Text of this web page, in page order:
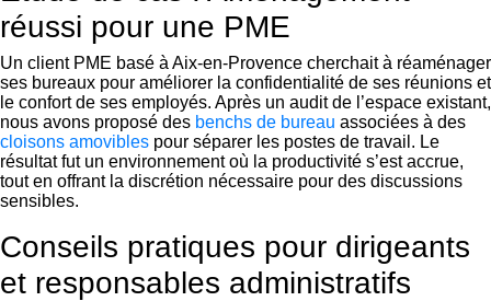
réussi pour une PME
Un client PME basé à Aix-en-Provence cherchait à réaménager
ses bureaux pour améliorer la confidentialité de ses réunions et
le confort de ses employés. Après un audit de l’espace existant,
nous avons proposé des benchs de bureau associées à des
cloisons amovibles pour séparer les postes de travail. Le
résultat fut un environnement où la productivité s’est accrue,
tout en offrant la discrétion nécessaire pour des discussions
sensibles.
Conseils pratiques pour dirigeants
et responsables administratifs